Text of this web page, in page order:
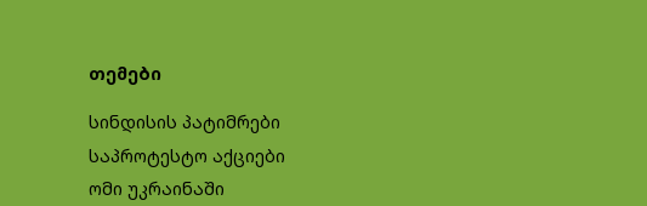
თემები
სინდისის პატიმრები
საპროტესტო აქციები
ომი უკრაინაში